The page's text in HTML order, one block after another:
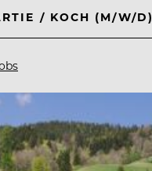
/ KOCH (M/W/D)